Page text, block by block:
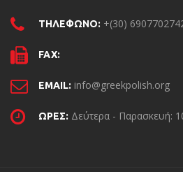
ΤΗΛΕΦΩΝΟ: +(30)
FAX:
EMAIL: info@greekpolish.org
ΩΡΕΣ: Δεύτερα - Παρασκευή: